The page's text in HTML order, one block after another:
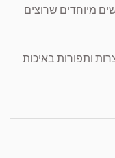
לאנשים מיוחדים שרוצים
ותפורות באיכות